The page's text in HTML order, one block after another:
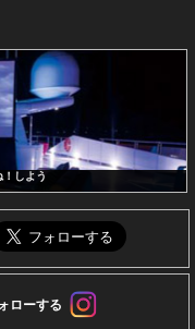
しよう
ローする